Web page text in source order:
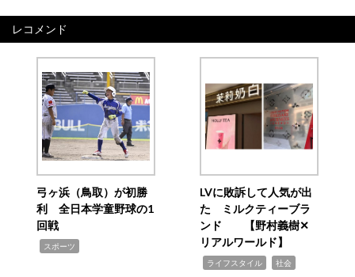
レコメンド
弓ヶ浜（鳥取）が初勝
利 全日本学童野球の1
回戦
スポーツ
LVに敗訴して人気が出
た ミルクティーブラ
ンド 【野村義樹✕
リアルワールド】
ライフスタイル 社会